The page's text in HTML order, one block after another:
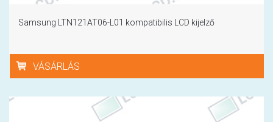
Samsung LTN121AT06-L01 kompatibilis LCD kijelző
VÁSÁRLÁS